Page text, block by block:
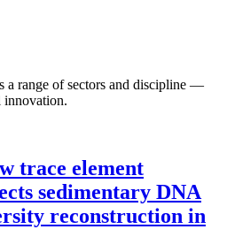
a range of sectors and discipline —
innovation.
trace element
sedimentary DNA
reconstruction in